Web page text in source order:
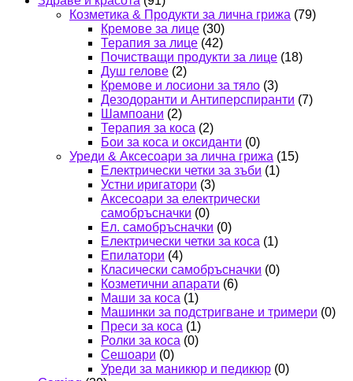
Козметика & Продукти за лична грижа (79)
Кремове за лице (30)
Терапия за лице (42)
Почистващи продукти за лице (18)
Душ гелове (2)
Кремове и лосиони за тяло (3)
Дезодоранти и Антиперспиранти (7)
Шампоани (2)
Терапия за коса (2)
Бои за коса и оксиданти (0)
Уреди & Аксесоари за лична грижа (15)
Електрически четки за зъби (1)
Устни иригатори (3)
Аксесоари за електрически
самобръсначки (0)
Ел. самобръсначки (0)
Електрически четки за коса (1)
Епилатори (4)
Класически самобръсначки (0)
Козметични апарати (6)
Маши за коса (1)
Машинки за подстригване и тримери (0)
Преси за коса (1)
Ролки за коса (0)
Сешоари (0)
Уреди за маникюр и педикюр (0)